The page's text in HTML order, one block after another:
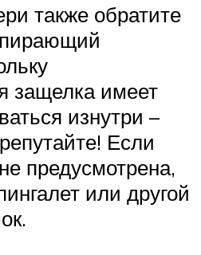
также обратите
защелка имеет
изнутри –
Если
предусмотрена,
или другой